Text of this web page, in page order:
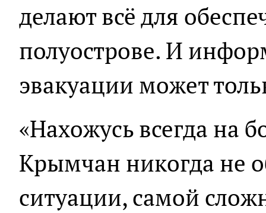
делают всё для
полуострове. И
эвакуации может
«Нахожусь всегда на
Крымчан никогда не
ситуации, самой